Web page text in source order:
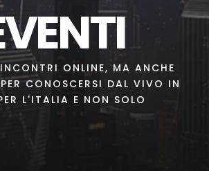
ONLINE, MA ANCHE
CONOSCERSI DAL VIVO IN
L'ITALIA E NON SOLO